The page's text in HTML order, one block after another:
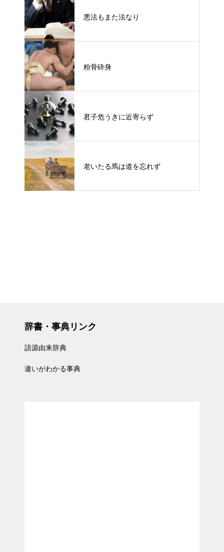
悪法もまた法なり
粉骨砕身
君子危うきに近寄らず
老いたる馬は道を忘れず
辞書・事典リンク
語源由来辞典
違いがわかる事典